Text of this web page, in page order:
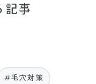
記事
#毛穴対策